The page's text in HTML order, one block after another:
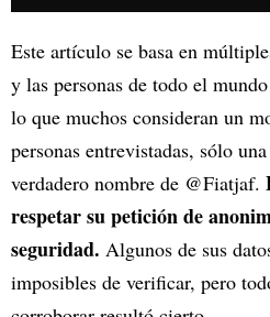
Este artículo se basa en
y las personas de todo el
lo que muchos consideran un
personas entrevistadas, sólo
verdadero nombre de @Fiatjaf.
respetar su petición de
seguridad. Algunos de sus
imposibles de verificar, pero